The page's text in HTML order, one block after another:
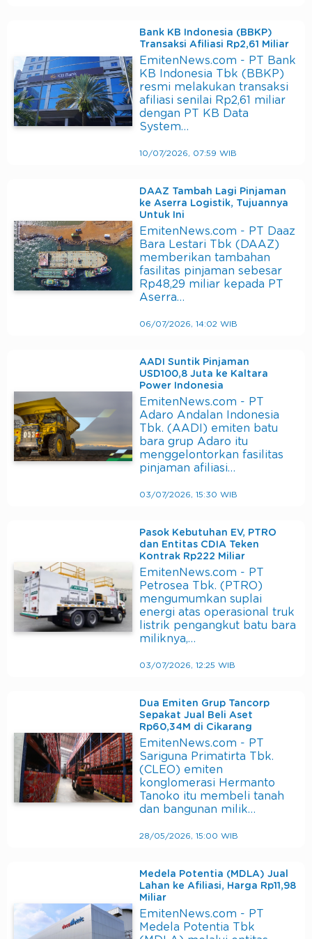
Bank KB Indonesia (BBKP)
Transaksi Afiliasi Rp2,61 Miliar
EmitenNews.com - PT Bank
KB Indonesia Tbk (BBKP)
resmi melakukan transaksi
afiliasi senilai Rp2,61 miliar
dengan PT KB Data
System…
10/07/2026, 07:59 WIB
DAAZ Tambah Lagi Pinjaman
ke Aserra Logistik, Tujuannya
Untuk Ini
EmitenNews.com - PT Daaz
Bara Lestari Tbk (DAAZ)
memberikan tambahan
fasilitas pinjaman sebesar
Rp48,29 miliar kepada PT
Aserra…
06/07/2026, 14:02 WIB
AADI Suntik Pinjaman
USD100,8 Juta ke Kaltara
Power Indonesia
EmitenNews.com - PT
Adaro Andalan Indonesia
Tbk. (AADI) emiten batu
bara grup Adaro itu
menggelontorkan fasilitas
pinjaman afiliasi…
03/07/2026, 15:30 WIB
Pasok Kebutuhan EV, PTRO
dan Entitas CDIA Teken
Kontrak Rp222 Miliar
EmitenNews.com - PT
Petrosea Tbk. (PTRO)
mengumumkan suplai
energi atas operasional truk
listrik pengangkut batu bara
miliknya,…
03/07/2026, 12:25 WIB
Dua Emiten Grup Tancorp
Sepakat Jual Beli Aset
Rp60,34M di Cikarang
EmitenNews.com - PT
Sariguna Primatirta Tbk.
(CLEO) emiten
konglomerasi Hermanto
Tanoko itu membeli tanah
dan bangunan milik…
28/05/2026, 15:00 WIB
Medela Potentia (MDLA) Jual
Lahan ke Afiliasi, Harga Rp11,98
Miliar
EmitenNews.com - PT
Medela Potentia Tbk